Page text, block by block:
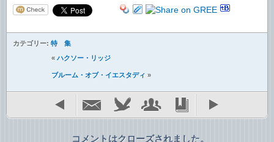
カテゴリー: 特 集
« ハクソー・リッジ
ブルーム・オブ・イエスタディ »
コメントはクローズされました。